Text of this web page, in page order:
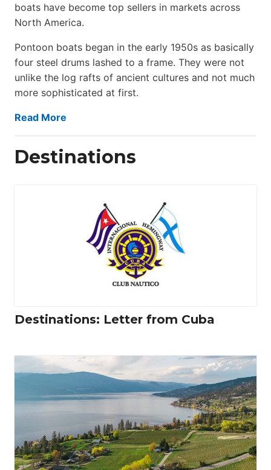
boats have become top sellers in markets across
North America.
Pontoon boats began in the early 1950s as basically
four steel drums lashed to a frame. They were not
unlike the log rafts of ancient cultures and not much
more sophisticated at first.
Read More
Destinations
Destinations: Letter from Cuba